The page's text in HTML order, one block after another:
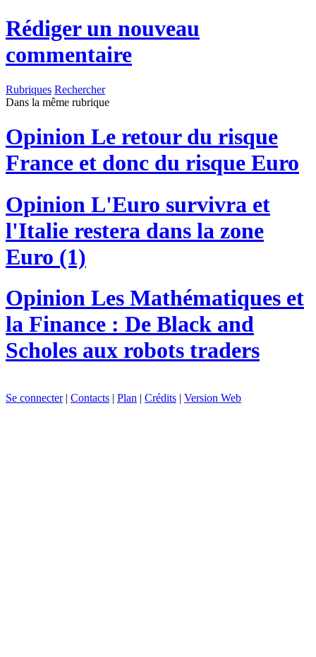
Rédiger un nouveau
commentaire
Rubriques Rechercher
Dans la même rubrique
Opinion Le retour du risque
France et donc du risque Euro
Opinion L'Euro survivra et
l'Italie restera dans la zone
Euro (1)
Opinion Les Mathématiques et
la Finance : De Black and
Scholes aux robots traders
Se connecter| Contacts | Plan | Crédits | Version Web